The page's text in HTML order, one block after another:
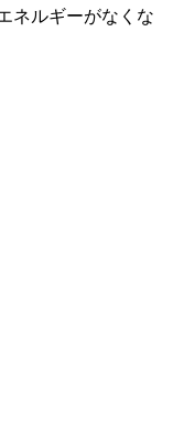
ネルギーがなくな